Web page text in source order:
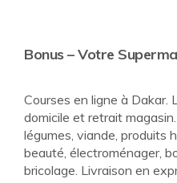
Bonus – Votre
Courses en ligne à Dakar.
domicile et retrait
légumes, viande, produits
beauté, électroménager,
bricolage. Livraison en